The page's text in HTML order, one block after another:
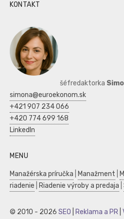
KONTAKT
šéfredaktorka
simona@euroekonom.sk
+421 907 234 066
+420 774 699 168
LinkedIn
MENU
Manažérska príručka Manažment
riadenie
Riadenie výroby a predaja
© 2010 - 2026 SEO Reklama a PR